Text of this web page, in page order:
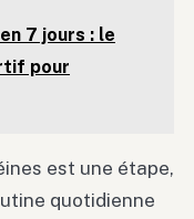
7 jours : le
pour
est une étape,
quotidienne